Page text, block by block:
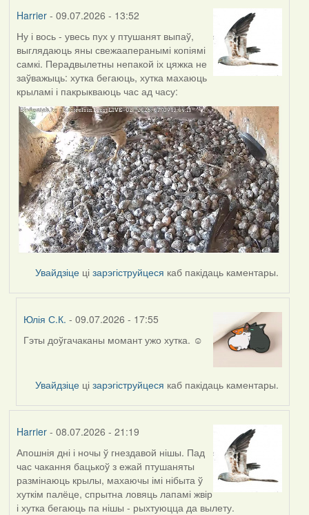
Harrier- 09.07.2026 - 13:52
Ну і вось - увесь пух у птушанят выпаў,
выглядаюць яны свежааперанымі копіямі
самкі. Перадвылетны непакой іх цяжка не
заўважыць: хутка бегаюць, хутка махаюць
крыламі і пакрыкваюць час ад часу:
Увайдзіце цізарэгіструйцеся каб пакідаць каментары.
Юлія С.К. - 09.07.2026 - 17:55
In
Гэты доўгачаканы момант ужо хутка. ☺️
Увайдзіце цізарэгіструйцеся каб пакідаць каментары.
Harrier- 08.07.2026 - 21:19
Апошнія дні і ночы ў гнездавой нішы. Пад
час чакання бацькоў з ежай птушаняты
размінаюць крылы, махаючы імі нібыта ў
хуткім палёце, спрытна ловяць лапамі жвір
і хутка бегаюць па нішы - рыхтуюцца да вылету.